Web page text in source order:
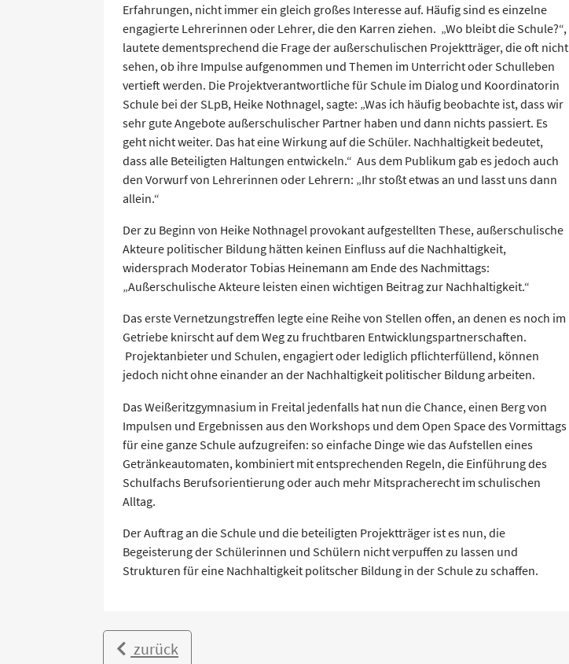
Erfahrungen, nicht immer ein gleich großes Interesse auf. Häufig sind es einzelne
engagierte Lehrerinnen oder Lehrer, die den Karren ziehen. „Wo bleibt die Schule?“,
lautete dementsprechend die Frage der außerschulischen Projektträger, die oft nicht
sehen, ob ihre Impulse aufgenommen und Themen im Unterricht oder Schulleben
vertieft werden. Die Projektverantwortliche für Schule im Dialog und Koordinatorin
Schule bei der SLpB, Heike Nothnagel, sagte: „Was ich häufig beobachte ist, dass wir
sehr gute Angebote außerschulischer Partner haben und dann nichts passiert. Es
geht nicht weiter. Das hat eine Wirkung auf die Schüler. Nachhaltigkeit bedeutet,
dass alle Beteiligten Haltungen entwickeln.“ Aus dem Publikum gab es jedoch auch
den Vorwurf von Lehrerinnen oder Lehrern: „Ihr stoßt etwas an und lasst uns dann
allein.“
Der zu Beginn von Heike Nothnagel provokant aufgestellten These, außerschulische
Akteure politischer Bildung hätten keinen Einfluss auf die Nachhaltigkeit,
widersprach Moderator Tobias Heinemann am Ende des Nachmittags:
„Außerschulische Akteure leisten einen wichtigen Beitrag zur Nachhaltigkeit.“
Das erste Vernetzungstreffen legte eine Reihe von Stellen offen, an denen es noch im
Getriebe knirscht auf dem Weg zu fruchtbaren Entwicklungspartnerschaften.
Projektanbieter und Schulen, engagiert oder lediglich pflichterfüllend, können
jedoch nicht ohne einander an der Nachhaltigkeit politischer Bildung arbeiten.
Das Weißeritzgymnasium in Freital jedenfalls hat nun die Chance, einen Berg von
Impulsen und Ergebnissen aus den Workshops und dem Open Space des Vormittags
für eine ganze Schule aufzugreifen: so einfache Dinge wie das Aufstellen eines
Getränkeautomaten, kombiniert mit entsprechenden Regeln, die Einführung des
Schulfachs Berufsorientierung oder auch mehr Mitspracherecht im schulischen
Alltag.
Der Auftrag an die Schule und die beteiligten Projektträger ist es nun, die
Begeisterung der Schülerinnen und Schülern nicht verpuffen zu lassen und
Strukturen für eine Nachhaltigkeit politscher Bildung in der Schule zu schaffen.
zurück